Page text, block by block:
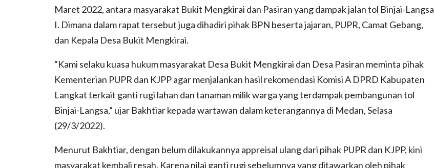
Maret 2022, antara masyarakat Bukit Mengkirai dan Pasiran yang dampak jalan tol Binjai-Langsa
I. Dimana dalam rapat tersebut juga dihadiri pihak BPN beserta jajaran, PUPR, Camat Gebang,
dan Kepala Desa Bukit Mengkirai.
“Kami selaku kuasa hukum masyarakat Desa Bukit Mengkirai dan Desa Pasiran meminta pihak
Kementerian PUPR dan KJPP agar menjalankan hasil rekomendasi Komisi A DPRD Kabupaten
Langkat terkait ganti rugi lahan dan tanaman milik warga yang terdampak pembangunan tol
Binjai-Langsa,” ujar Bakhtiar kepada wartawan dalam keterangannya di Medan, Selasa
(29/3/2022).
Menurut Bakhtiar, dengan belum dilakukannya appreisal ulang dari pihak PUPR dan KJPP, kini
masyarakat kembali resah. Karena nilai ganti rugi sebelumnya yang ditawarkan oleh pihak